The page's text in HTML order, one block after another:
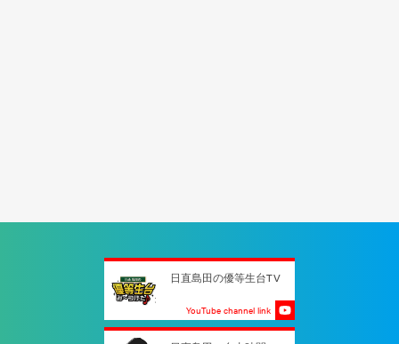
日直島田の優等生台TV
YouTube channel link